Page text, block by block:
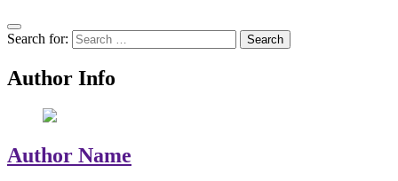
Search for:
Author Info
Author Name